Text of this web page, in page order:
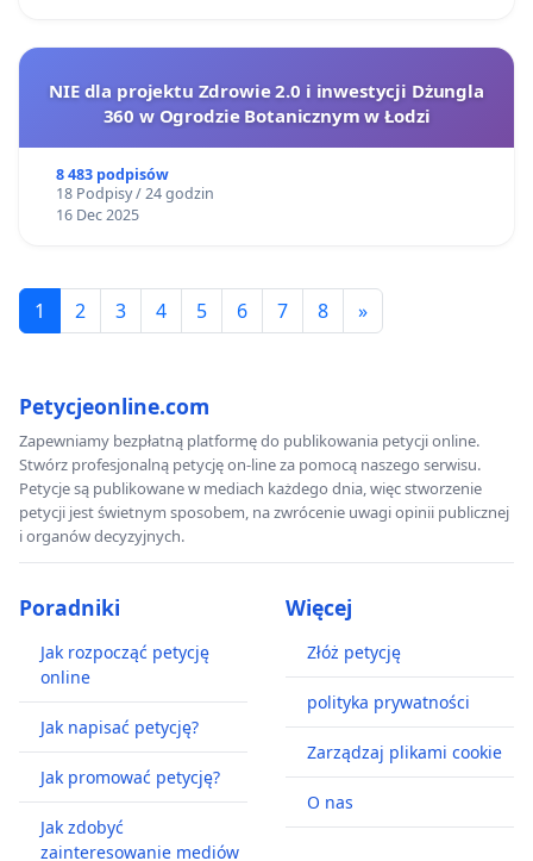
NIE dla projektu Zdrowie 2.0 i inwestycji Dżungla
360 w Ogrodzie Botanicznym w Łodzi
8 483 podpisów
18 Podpisy / 24 godzin
16 Dec 2025
1 2 3 4 5 6 7 8 »
Petycjeonline.com
Zapewniamy bezpłatną platformę do publikowania petycji online.
Stwórz profesjonalną petycję on-line za pomocą naszego serwisu.
Petycje są publikowane w mediach każdego dnia, więc stworzenie
petycji jest świetnym sposobem, na zwrócenie uwagi opinii publicznej
i organów decyzyjnych.
Poradniki
Jak rozpocząć petycję
online
Jak napisać petycję?
Jak promować petycję?
Jak zdobyć
zainteresowanie mediów
Więcej
Złóż petycję
polityka prywatności
Zarządzaj plikami cookie
O nas